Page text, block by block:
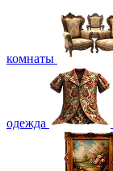
комнаты
одежда